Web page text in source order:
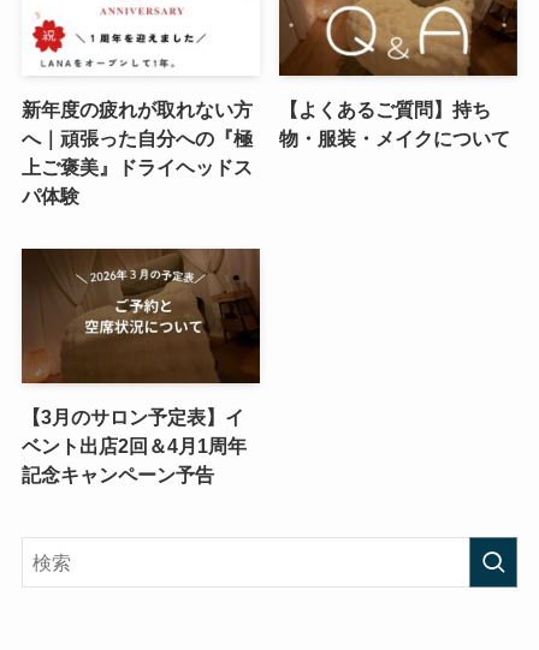
新年度の疲れが取れない方
へ｜頑張った自分への『極
上ご褒美』ドライヘッドス
パ体験
【よくあるご質問】持ち
物・服装・メイクについて
【3月のサロン予定表】イ
ベント出店2回＆4月1周年
記念キャンペーン予告